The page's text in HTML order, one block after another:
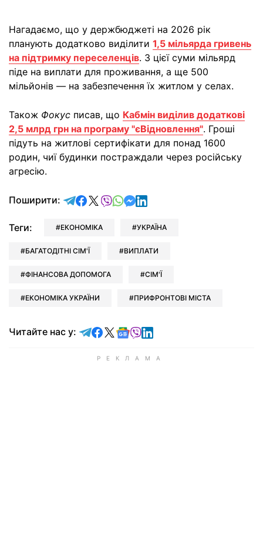
Нагадаємо, що у держбюджеті на 2026 рік
планують додатково виділити 1,5 мільярда гривень
на підтримку переселенців. З цієї суми мільярд
піде на виплати для проживання, а ще 500
мільйонів — на забезпечення їх житлом у селах.
Також Фокус писав, що Кабмін виділив додаткові
2,5 млрд грн на програму "єВідновлення". Гроші
підуть на житлові сертифікати для понад 1600
родин, чиї будинки постраждали через російську
агресію.
Поширити: відправити у Telegram
поділитись у Facebook
поділитись у X
відправити у Viber
відправити у Whatsapp
відправити у Messenger
відправити у LinkedIn
Теги: ЕКОНОМІКА УКРАЇНА
БАГАТОДІТНІ СІМ'Ї ВИПЛАТИ
ФІНАНСОВА ДОПОМОГА СІМ'Ї
ЕКОНОМІКА УКРАЇНИ ПРИФРОНТОВІ МІСТА
Читайте нас у: Читайте у Telegram
Читайте у Facebook
Читайте у X
Читайте у Google news
Читайте у Viber
Читайте у LinkedIn